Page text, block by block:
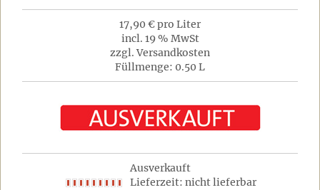
17,90 € pro Liter
incl. 19 % MwSt
zzgl. Versandkosten
Füllmenge: 0.50 L
Ausverkauft
Lieferzeit: nicht lieferbar